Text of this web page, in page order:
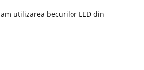
utilizarea becurilor LED din